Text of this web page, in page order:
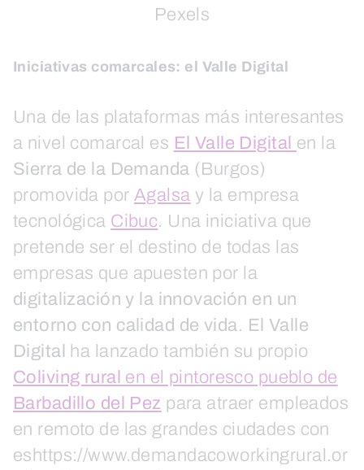
Pexels
Iniciativas comarcales: el Valle Digital
Una de las plataformas más interesantes
a nivel comarcal es El Valle Digital en la
Sierra de la Demanda (Burgos)
promovida porAgalsa y la empresa
tecnológica Cibuc. Una iniciativa que
pretende ser el destino de todas las
empresas que apuesten por la
digitalización y la innovación en un
entorno con calidad de vida. El Valle
Digital ha lanzado también su propio
Coliving rural en el pintoresco pueblo de
Barbadillo del Pez para atraer empleados
en remoto de las grandes ciudades con
eshttps://www.demandacoworkingrural.or